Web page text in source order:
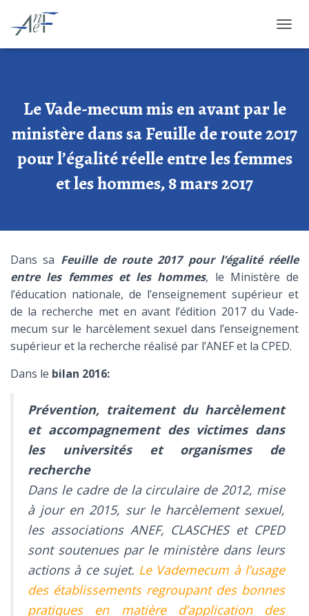
Le Vade-mecum mis en avant par le
ministère dans sa Feuille de route 2017
pour l’égalité réelle entre les femmes
et les hommes, 8 mars 2017
Dans sa Feuille de route 2017 pour l’égalité réelle
entre les femmes et les hommes, le Ministère de
l’éducation nationale, de l’enseignement supérieur et
de la recherche met en avant l’édition 2017 du Vade-
mecum sur le harcèlement sexuel dans l’enseignement
supérieur et la recherche réalisé par l’ANEF et la CPED.
Dans le bilan 2016:
Prévention, traitement du harcèlement
et accompagnement des victimes dans
les universités et organismes de
recherche
Dans le cadre de la circulaire de 2012, mise
à jour en 2015, sur le harcèlement sexuel,
les associations ANEF, CLASCHES et CPED
sont soutenues par le ministère dans leurs
actions à ce sujet. Le Vademecum à l’usage
des établissements regroupant des bonnes
pratiques en matière d’application des